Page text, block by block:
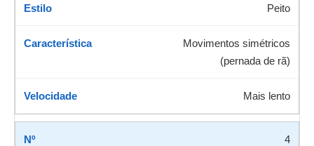
Peito
Movimentos simétricos
(pernada de rã)
Mais lento
4